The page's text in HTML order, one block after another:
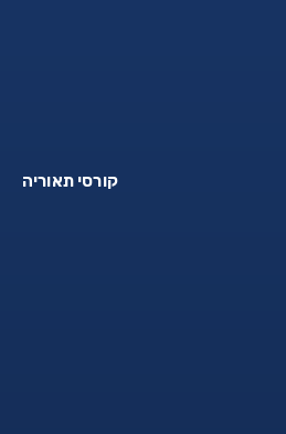
קורסי תאוריה